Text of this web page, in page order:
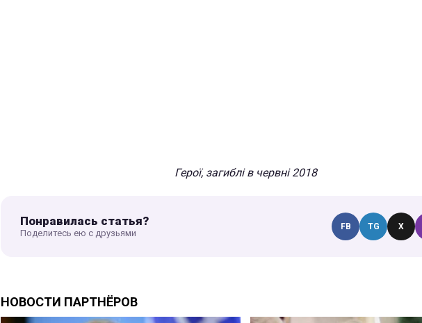
Герої, загиблі в червні 2018
Понравилась статья?
Поделитесь ею с друзьями
FB TG X